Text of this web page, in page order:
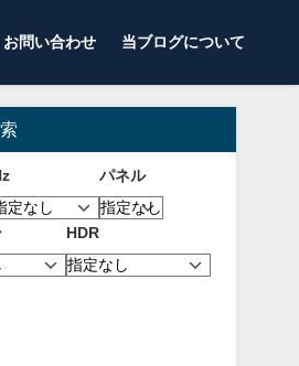
お問い合わせ 当ブログについて
パネル
HDR